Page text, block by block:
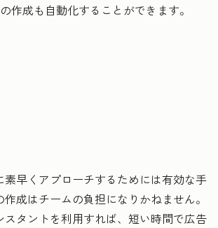
作成も自動化することができます。
素早くアプローチするためには有効な手
成はチームの負担になりかねません。
スタントを利用すれば、短い時間で広告